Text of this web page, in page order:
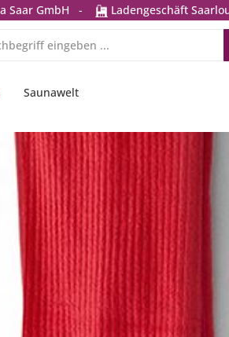
Saar GmbH - Ladengeschäft
Saunawelt